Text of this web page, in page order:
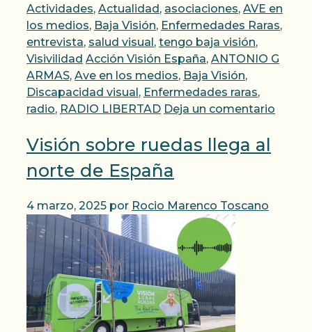
Categorías
Actividades, Actualidad, asociaciones, AVE en
los medios, Baja Visión, Enfermedades Raras,
entrevista, salud visual, tengo baja visión,
Visivilidad Etiquetas
Acción Visión España, ANTONIO G
ARMAS, Ave en los medios, Baja Visión,
Discapacidad visual, Enfermedades raras,
radio, RADIO LIBERTAD Deja un comentario
Visión sobre ruedas llega al
norte de España
4 marzo, 2025 por Rocio Marenco Toscano